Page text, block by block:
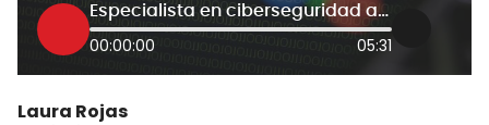
Especialista en ciberseguridad alerta por vulnerabilidad crítica que afecta navegadores de Chrome
00:00:00 05:31
Laura Rojas